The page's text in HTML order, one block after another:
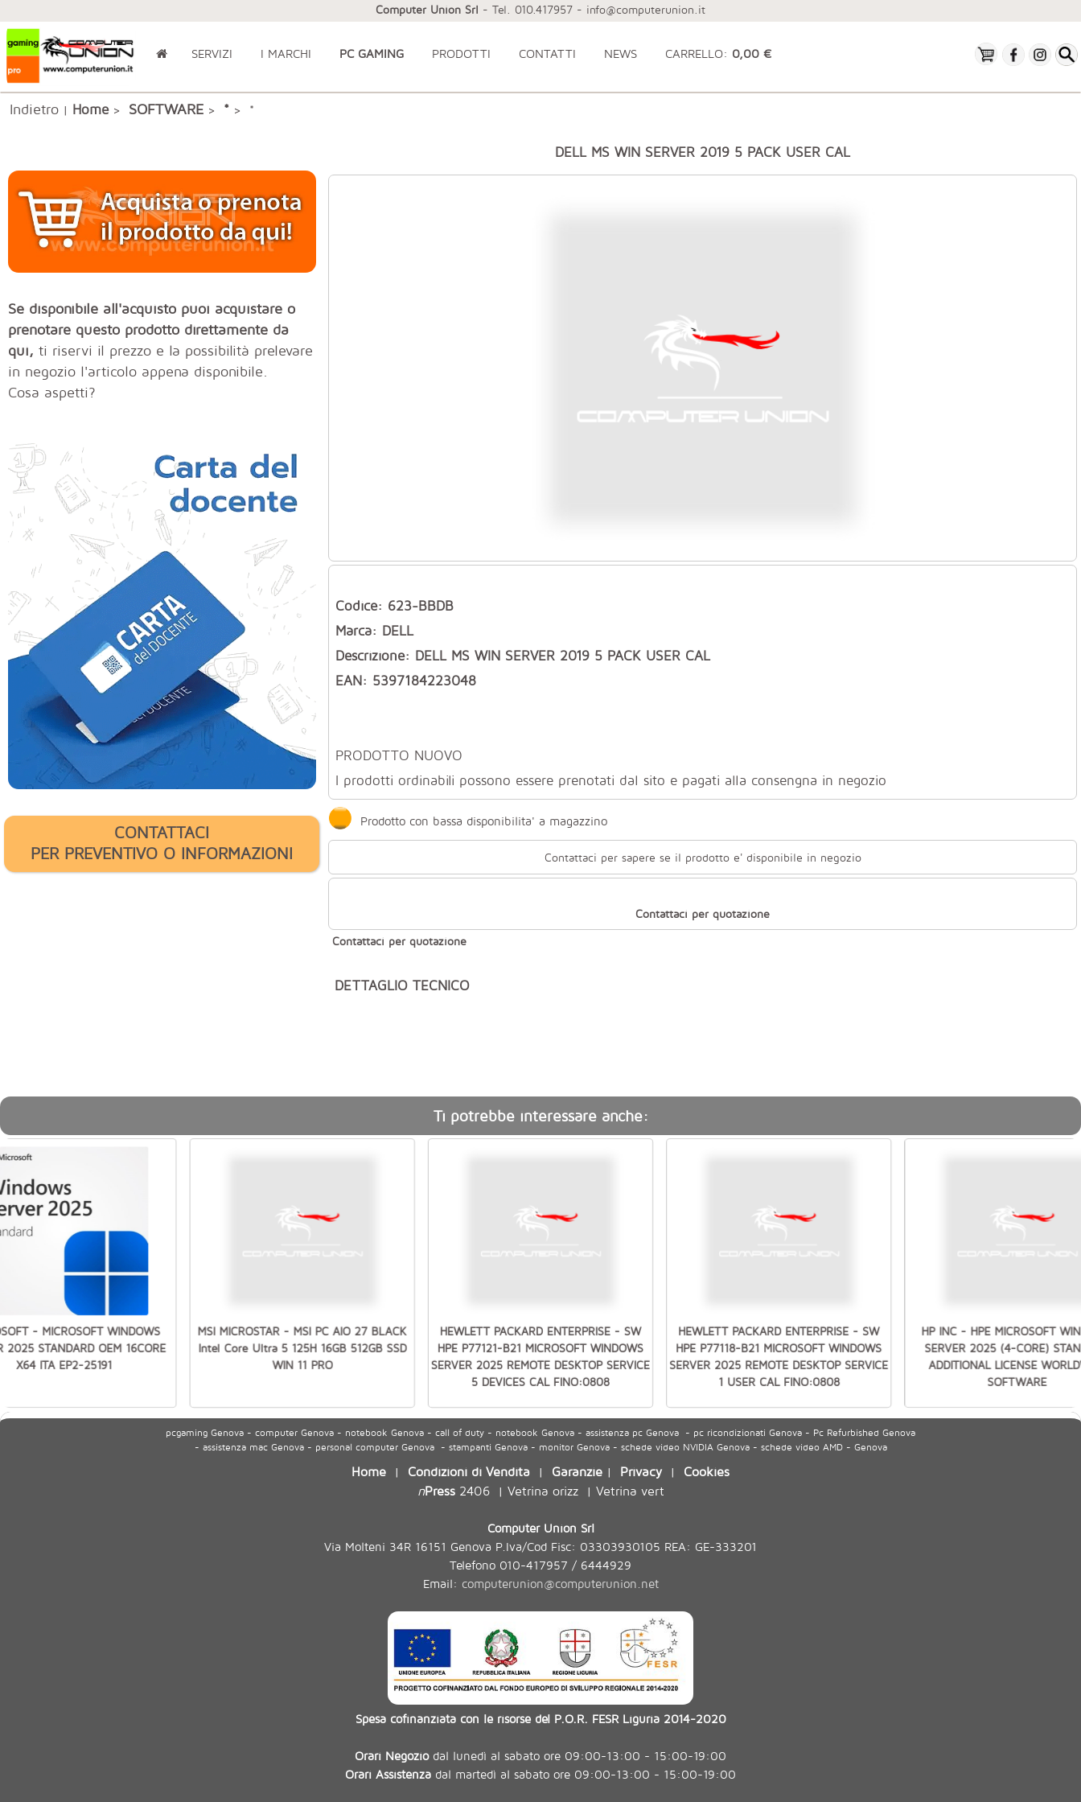
Computer Union Srl - Tel. 010.417957 - info@computerunion.it
SERVIZI I MARCHI PC GAMING PRODOTTI CONTATTI NEWS CARRELLO: 0,00 €
Indietro | Home> SOFTWARE > * > *
Se disponibile all'acquisto puoi acquistare o
prenotare questo prodotto direttamente da
qui, ti riservi il prezzo e la possibilità prelevare
in negozio l'articolo appena disponibile.
Cosa aspetti?
CONTATTACI
PER PREVENTIVO O INFORMAZIONI
DELL MS WIN SERVER 2019 5 PACK USER CAL
Codice: 623-BBDB
Marca: DELL
Descrizione: DELL MS WIN SERVER 2019 5 PACK USER CAL
EAN: 5397184223048
PRODOTTO NUOVO
I prodotti ordinabili possono essere prenotati dal sito e pagati alla consengna in negozio
Prodotto con bassa disponibilita' a magazzino
Contattaci per sapere se il prodotto e' disponibile in negozio
Contattaci per quotazione
Contattaci per quotazione
DETTAGLIO TECNICO
Ti potrebbe interessare anche:
MSI MICROSTAR - MSI PC AIO 27 BLACK
Intel Core Ultra 5 125H 16GB 512GB SSD
WIN 11 PRO
HEWLETT PACKARD ENTERPRISE - SW
HPE P77121-B21 MICROSOFT WINDOWS
SERVER 2025 REMOTE DESKTOP SERVICE
5 DEVICES CAL FINO:0808
HEWLETT PACKARD ENTERPRISE - SW
HPE P77118-B21 MICROSOFT WINDOWS
SERVER 2025 REMOTE DESKTOP SERVICE
1 USER CAL FINO:0808
HP INC - HPE MICROSOFT
SERVER 2025 (4-CORE)
ADDITIONAL LICENSE
SOFTWARE
- MICROSOFT WINDOWS
2025 STANDARD OEM 16CORE
X64 ITA EP2-25191
pcgaming Genova - computer Genova - notebook Genova - call of duty - notebook Genova - assistenza pc Genova - pc ricondizionati Genova - Pc Refurbished Genova
- assistenza mac Genova - personal computer Genova - stampanti Genova - monitor Genova - schede video NVIDIA Genova - schede video AMD - Genova
Home | Condizioni di Vendita | Garanzie | Privacy| Cookies
nPress2406| Vetrina orizz| Vetrina vert
Computer Union Srl
Via Molteni 34R 16151 Genova P.Iva/Cod Fisc: 03303930105 REA: GE-333201
Telefono 010-417957 / 6444929
Email: computerunion@computerunion.net
Spesa cofinanziata con le risorse del P.O.R. FESR Liguria 2014-2020
Orari Negoziodal lunedì al sabato ore 09:00-13:00 - 15:00-19:00
Orari Assistenza dal martedì al sabato ore 09:00-13:00 - 15:00-19:00